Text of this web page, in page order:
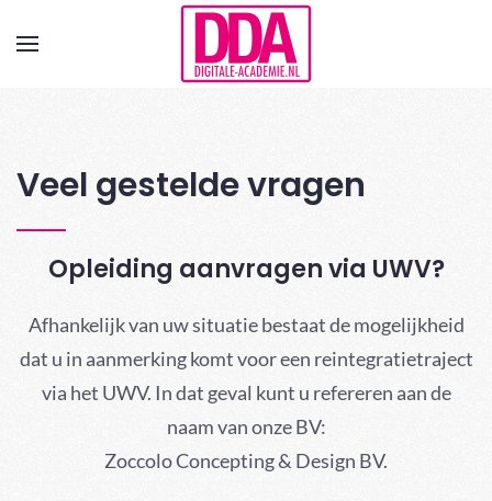
Terug naar hoofdinhoud
Veel gestelde vragen
Opleiding aanvragen via UWV?
Afhankelijk van uw situatie bestaat de mogelijkheid
dat u in aanmerking komt voor een reintegratietraject
via het UWV. In dat geval kunt u refereren aan de
naam van onze BV:
Zoccolo Concepting & Design BV.